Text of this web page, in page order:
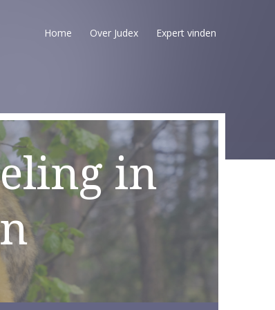
Home Over Judex Expert vinden
in